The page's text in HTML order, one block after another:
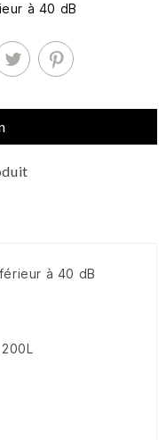
à 40 dB
à 40 dB